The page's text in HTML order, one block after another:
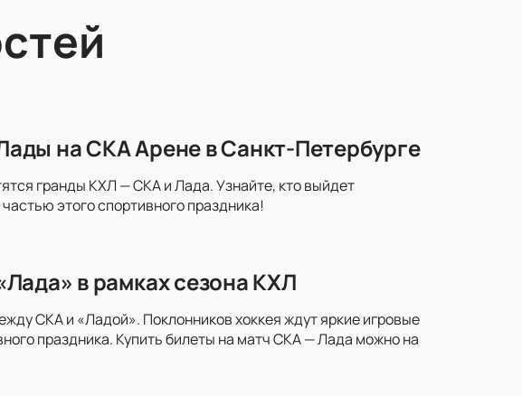
на СКА Арене в Санкт-Петербурге
гранды КХЛ — СКА и Лада. Узнайте, кто выйдет
этого спортивного праздника!
в рамках сезона КХЛ
СКА и «Ладой». Поклонников хоккея ждут яркие игровые
праздника. Купить билеты на матч СКА — Лада можно на